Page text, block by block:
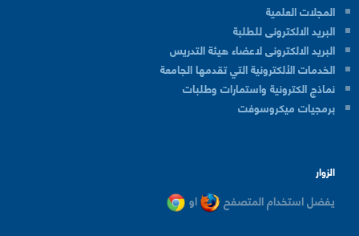
المجلات العلمية
البريد الالكترونى للطلبة
البريد الالكترونى لاعضاء هيئة التدريس
الخدمات الألكترونية التي تقدمها الجامعة
نماذج الكترونية واستمارات وطلبات
برمجيات ميكروسوفت
الزوار
يفضل استخدام المتصفح او